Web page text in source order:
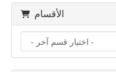
الأقسام